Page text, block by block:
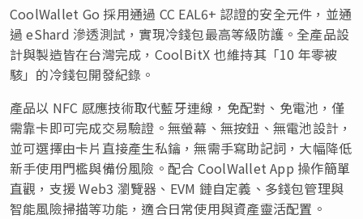
CoolWallet Go 採用通過 CC EAL6+ 認證的安全元件，並通
過 eShard 滲透測試，實現冷錢包最高等級防護。全產品設
計與製造皆在台灣完成，CoolBitX 也維持其「10 年零被
駭」的冷錢包開發紀錄。
產品以 NFC 感應技術取代藍牙連線，免配對、免電池，僅
需靠卡即可完成交易驗證。無螢幕、無按鈕、無電池設計，
並可選擇由卡片直接產生私鑰，無需手寫助記詞，大幅降低
新手使用門檻與備份風險。配合 CoolWallet App 操作簡單
直觀，支援 Web3 瀏覽器、EVM 鏈自定義、多錢包管理與
智能風險掃描等功能，適合日常使用與資產靈活配置。